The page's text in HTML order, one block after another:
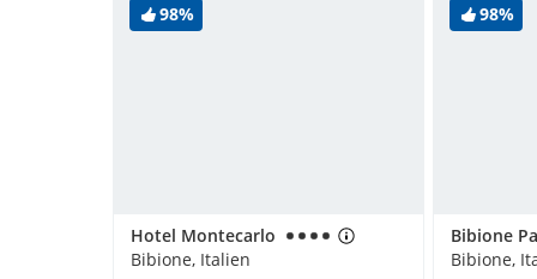
98%
Hotel Montecarlo
Bibione, Italien
98%
Bibione
Bibione,